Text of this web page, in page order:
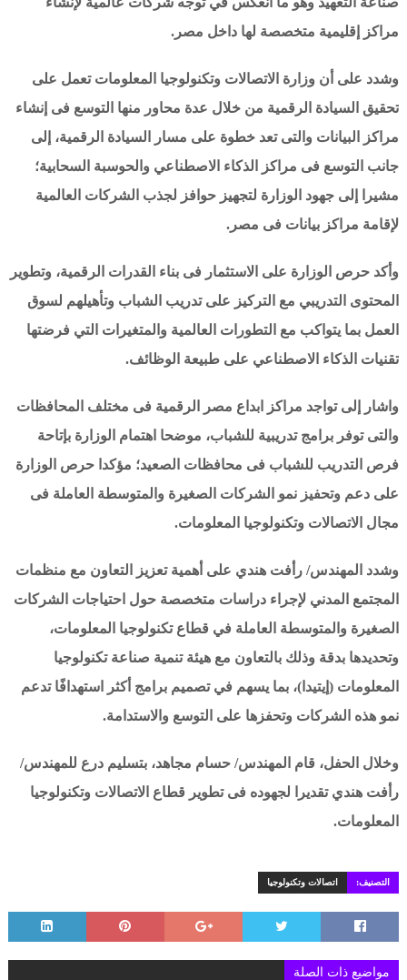
مراكز إقليمية متخصصة لها داخل مصر.
وشدد على أن وزارة الاتصالات وتكنولوجيا المعلومات تعمل على
تحقيق السيادة الرقمية من خلال عدة محاور منها التوسع فى إنشاء
مراكز البيانات والتى تعد خطوة على مسار السيادة الرقمية، إلى
جانب التوسع فى مراكز الذكاء الاصطناعي والحوسبة السحابية؛
مشيرا إلى جهود الوزارة لتجهيز حوافز لجذب الشركات العالمية
لإقامة مراكز بيانات فى مصر.
وأكد حرص الوزارة على الاستثمار فى بناء القدرات الرقمية، وتطوير
المحتوى التدريبي مع التركيز على تدريب الشباب وتأهيلهم لسوق
العمل بما يتواكب مع التطورات العالمية والمتغيرات التي فرضتها
تقنيات الذكاء الاصطناعي على طبيعة الوظائف.
واشار إلى تواجد مراكز ابداع مصر الرقمية فى مختلف المحافظات
والتى توفر برامج تدريبية للشباب، موضحا اهتمام الوزارة بإتاحة
فرص التدريب للشباب فى محافظات الصعيد؛ مؤكدا حرص الوزارة
على دعم وتحفيز نمو الشركات الصغيرة والمتوسطة العاملة فى
مجال الاتصالات وتكنولوجيا المعلومات.
وشدد المهندس/ رأفت هندي على أهمية تعزيز التعاون مع منظمات
المجتمع المدني لإجراء دراسات متخصصة حول احتياجات الشركات
الصغيرة والمتوسطة العاملة في قطاع تكنولوجيا المعلومات،
وتحديدها بدقة وذلك بالتعاون مع هيئة تنمية صناعة تكنولوجيا
المعلومات (إيتيدا)، بما يسهم في تصميم برامج أكثر استهدافًا تدعم
نمو هذه الشركات وتحفزها على التوسع والاستدامة.
وخلال الحفل، قام المهندس/ حسام مجاهد، بتسليم درع للمهندس/
رأفت هندي تقديرا لجهوده فى تطوير قطاع الاتصالات وتكنولوجيا
المعلومات.
التصنيف: اتصالات وتكنولوجيا
مواضيع ذات الصلة